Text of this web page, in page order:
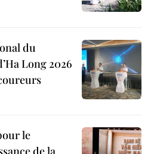
du
Long 2026
le
de la